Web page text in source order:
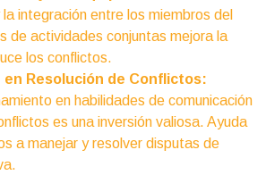
integración entre los miembros del
de actividades conjuntas mejora la
los conflictos.
en Resolución de Conflictos:
en habilidades de comunicación
es una inversión valiosa. Ayuda
a manejar y resolver disputas de